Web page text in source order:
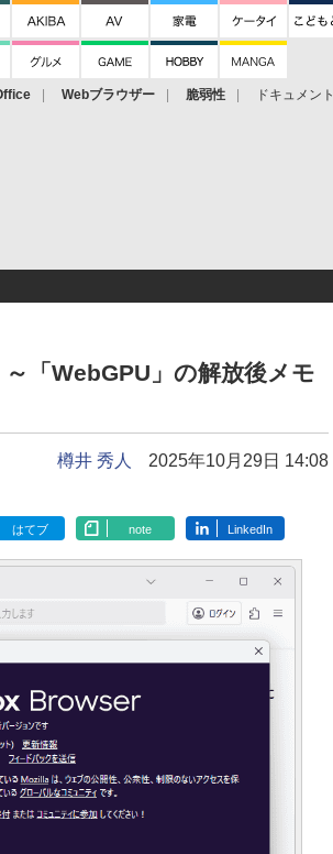
Webブラウザー 脆弱性 ドキュメント
「WebGPU」の解放後メモ
樽井 秀人 2025年10月29日 14:08
はてブ note LinkedIn